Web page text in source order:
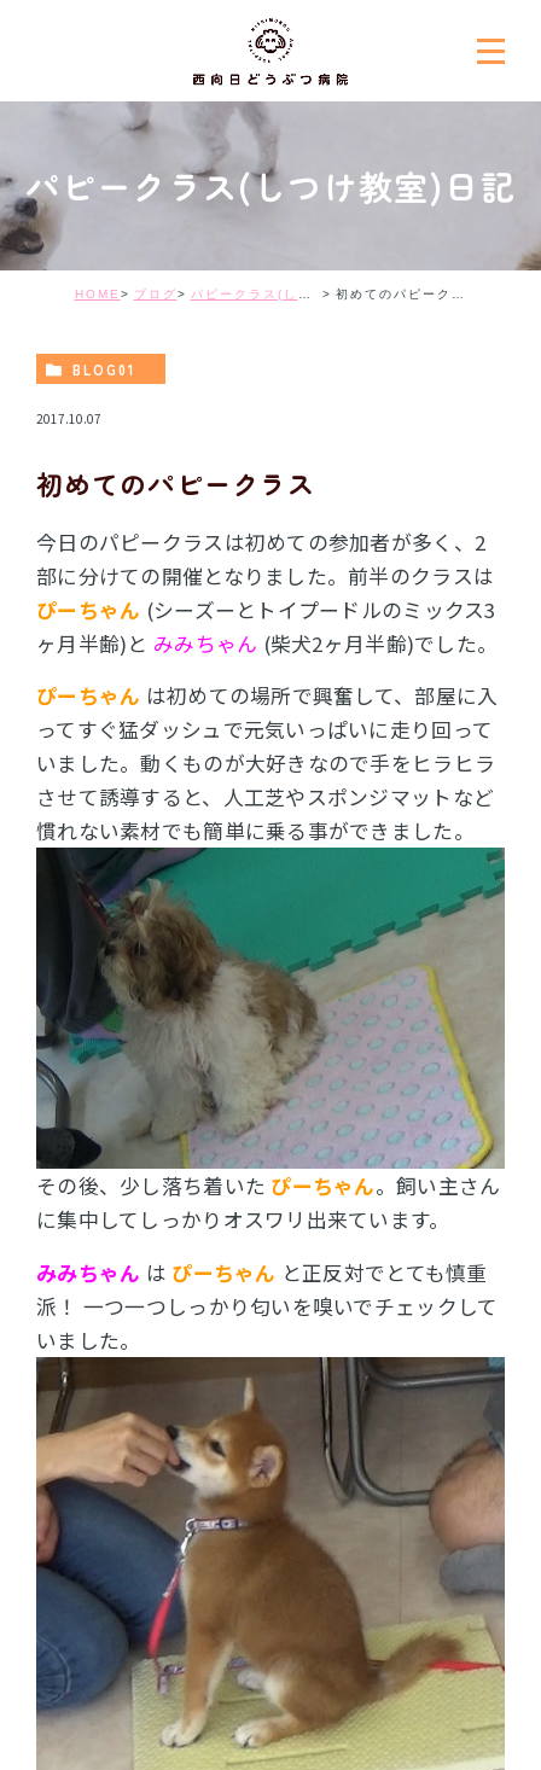
パピークラス(しつけ教室)日記
HOME ブログ パピークラス(しつけ教室)日記 初めてのパピークラス
BLOG01
2017.10.07
初めてのパピークラス
今日のパピークラスは初めての参加者が多く、2
部に分けての開催となりました。前半のクラスは
ぴーちゃん (シーズーとトイプードルのミックス3
ヶ月半齢)と みみちゃん (柴犬2ヶ月半齢)でした。
ぴーちゃん は初めての場所で興奮して、部屋に入
ってすぐ猛ダッシュで元気いっぱいに走り回って
いました。動くものが大好きなので手をヒラヒラ
させて誘導すると、人工芝やスポンジマットなど
慣れない素材でも簡単に乗る事ができました。
その後、少し落ち着いた ぴーちゃん。飼い主さん
に集中してしっかりオスワリ出来ています。
みみちゃん は ぴーちゃん と正反対でとても慎重
派！ 一つ一つしっかり匂いを嗅いでチェックして
いました。